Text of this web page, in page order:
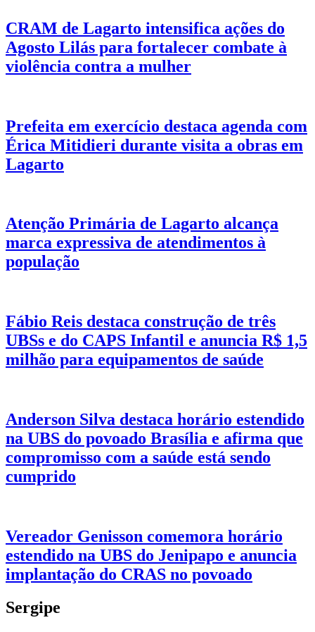
CRAM de Lagarto intensifica ações do
Agosto Lilás para fortalecer combate à
violência contra a mulher
Prefeita em exercício destaca agenda com
Érica Mitidieri durante visita a obras em
Lagarto
Atenção Primária de Lagarto alcança
marca expressiva de atendimentos à
população
Fábio Reis destaca construção de três
UBSs e do CAPS Infantil e anuncia R$ 1,5
milhão para equipamentos de saúde
Anderson Silva destaca horário estendido
na UBS do povoado Brasília e afirma que
compromisso com a saúde está sendo
cumprido
Vereador Genisson comemora horário
estendido na UBS do Jenipapo e anuncia
implantação do CRAS no povoado
Sergipe